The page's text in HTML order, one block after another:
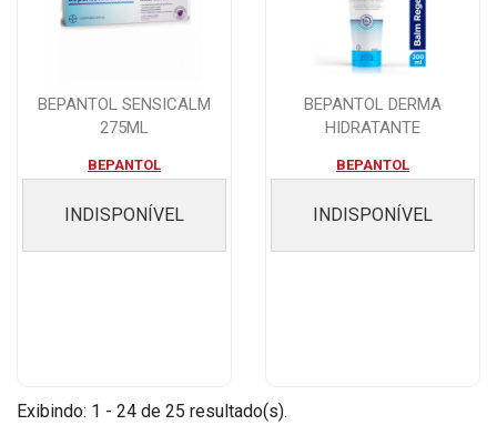
BEPANTOL SENSICALM
275ML
BEPANTOL
INDISPONÍVEL
BEPANTOL DERMA
HIDRATANTE
200ML
BEPANTOL
INDISPONÍVEL
Exibindo: 1 - 24 de 25 resultado(s).